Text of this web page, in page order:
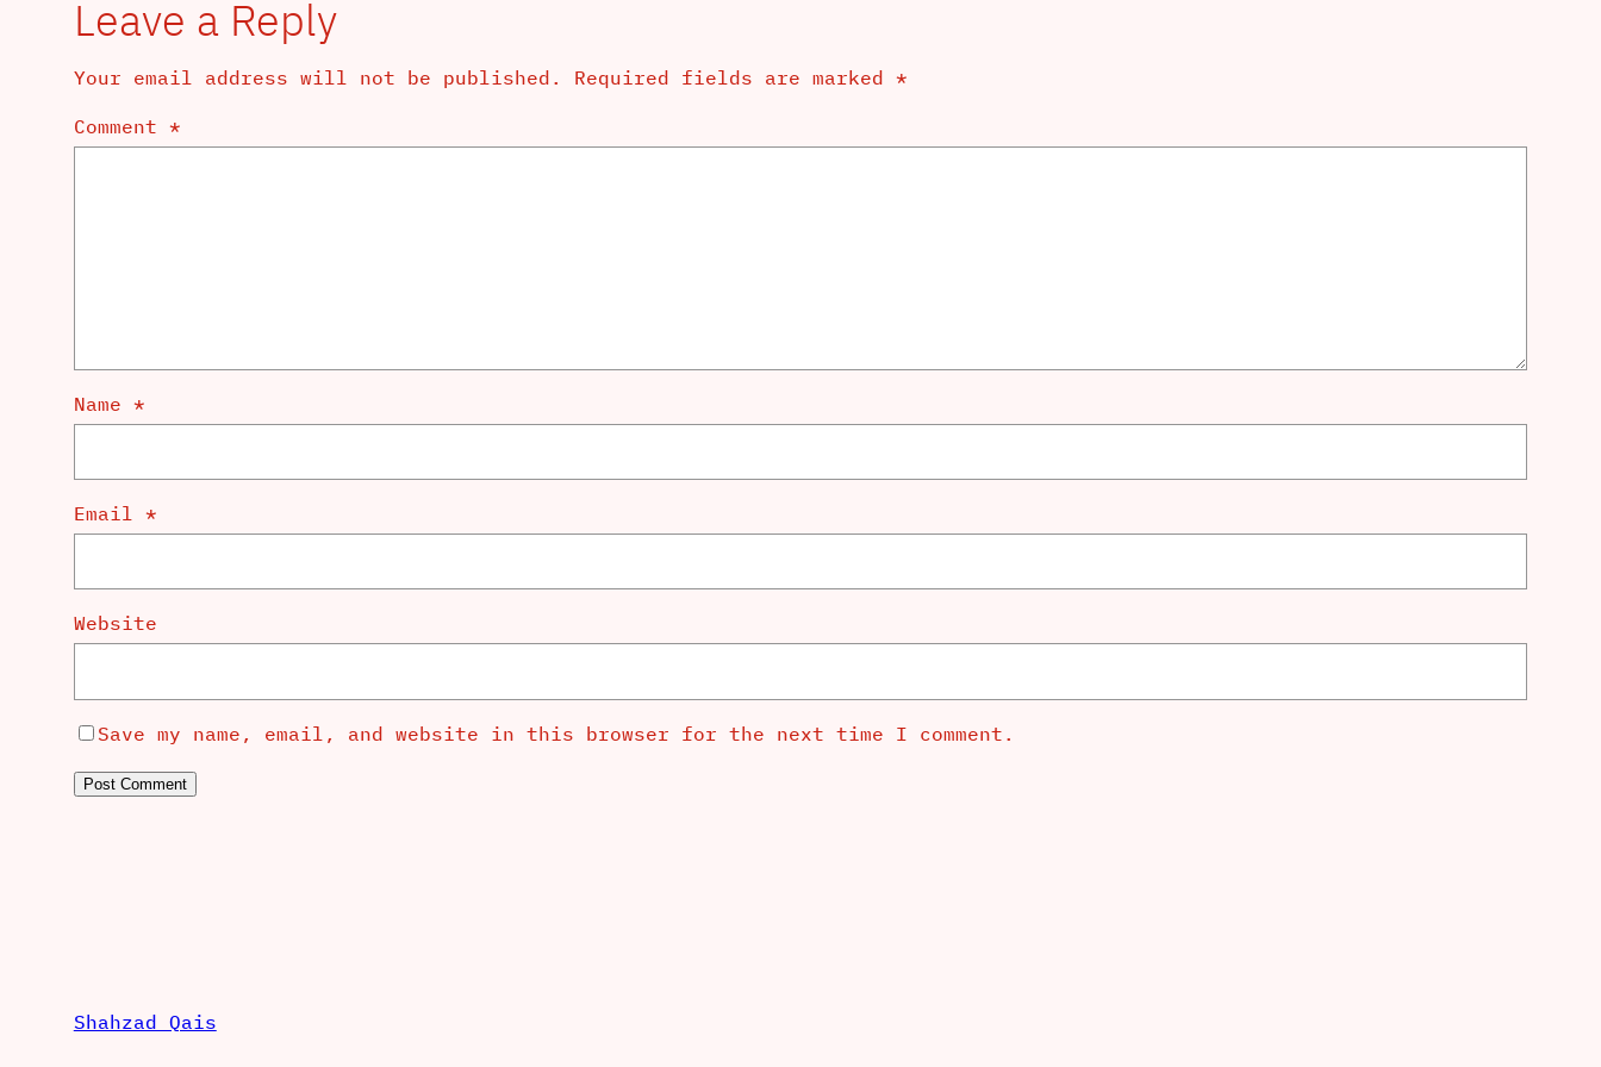
Leave a Reply
Your email address will not be published. Required fields are marked *
Comment *
Name *
Email *
Website
Save my name, email, and website in this browser for the next time I comment.
Shahzad Qais